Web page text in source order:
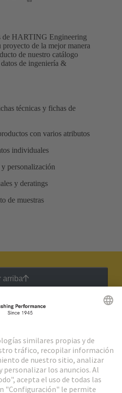
de HARTING Engineering
de la mejor manera
de nuestro catálogo
de ingeniería &
técnicas y fichas de
con varios atributos
individuales
personalización
y deratings
de muestras
arriba